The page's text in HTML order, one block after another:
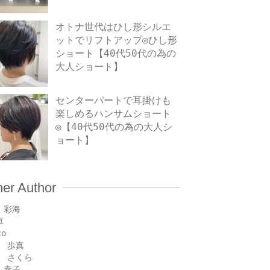
オトナ世代はひし形シルエ
ットでリフトアップ◎ひし形
ショート【40代50代の為の
大人ショート】
センターパートで耳掛けも
楽しめるハンサムショート
◎【40代50代の為の大人シ
ョート】
Author
彩海
歩真
さくら